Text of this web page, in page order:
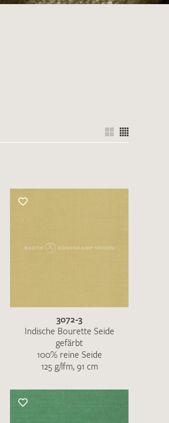
3072-3
Indische Bourette Seide
gefärbt
100% reine Seide
125 g/lfm, 91 cm